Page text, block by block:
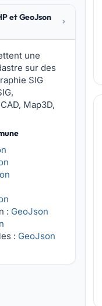
et GeoJson
une
sur des
SIG
Map3D,
: GeoJson
: GeoJson